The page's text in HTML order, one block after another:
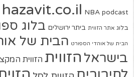
hazavit.co.il NBA podcast
בלוג אתר הזווית ביתר ירושלים בלוג
הבית של אוהדי הספורט הבית של
בישראל הזווית הזווית